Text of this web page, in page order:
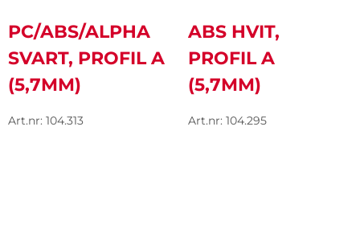
PC/ABS/ALPHA
SVART, PROFIL A
(5,7MM)
Art.nr: 104.313
ABS HVIT,
PROFIL A
(5,7MM)
Art.nr: 104.295